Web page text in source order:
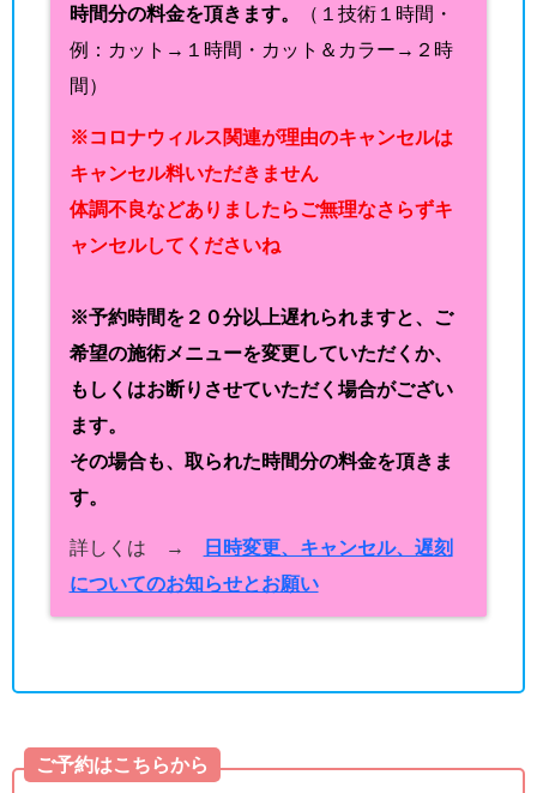
時間分の料金を頂きます。
（１技術１時間・
例：カット→１時間・カット＆カラー→２時
間）
※コロナウィルス関連が理由のキャンセルは
キャンセル料いただきません
体調不良などありましたらご無理なさらずキ
ャンセルしてくださいね
※予約時間を２０分以上遅れられますと、ご
希望の施術メニューを変更していただくか、
もしくはお断りさせていただく場合がござい
ます。
その場合も、取られた時間分の料金を頂きま
す。
詳しくは →
日時変更、キャンセル、遅刻
についてのお知らせとお願い
ご予約はこちらから